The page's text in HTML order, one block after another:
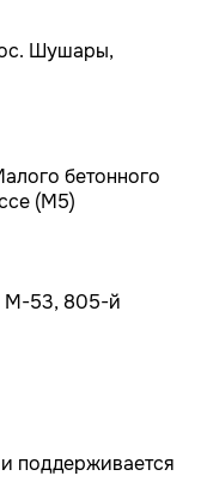
Шушары,
бетонного
(М5)
M-53, 805-й
поддерживается